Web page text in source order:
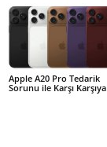
Apple A20 Pro Tedarik
Sorunu ile Karşı Karşıya